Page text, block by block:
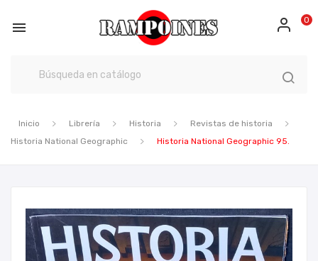
 0
Inicio Librería Historia
Revistas de historia
Historia National Geographic
Historia National Geographic 95.